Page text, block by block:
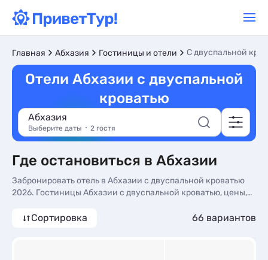
Главная Абхазия Гостиницы и отели С двуспальной
Отели Абхазии с двуспальной
кроватью
Абхазия
Выберите даты 2 гостя
Где остановиться в Абхазии
Забронировать отель в Абхазии с двуспальной кроватью
2026. Гостиницы Абхазии с двуспальной кроватью, цены,
Сортировка 66 вариантов